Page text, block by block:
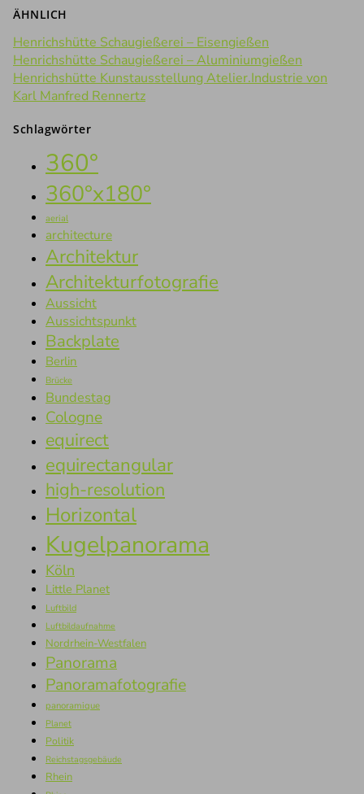
ÄHNLICH
Henrichshütte Schaugießerei – Eisengießen
Henrichshütte Schaugießerei – Aluminiumgießen
Henrichshütte Kunstausstellung Atelier.Industrie von
Karl Manfred Rennertz
Schlagwörter
360°
360°x180°
aerial
architecture
Architektur
Architekturfotografie
Aussicht
Aussichtspunkt
Backplate
Berlin
Brücke
Bundestag
Cologne
equirect
equirectangular
high-resolution
Horizontal
Kugelpanorama
Köln
Little Planet
Luftbild
Luftbildaufnahme
Nordrhein-Westfalen
Panorama
Panoramafotografie
panoramique
Planet
Politik
Reichstagsgebäude
Rhein